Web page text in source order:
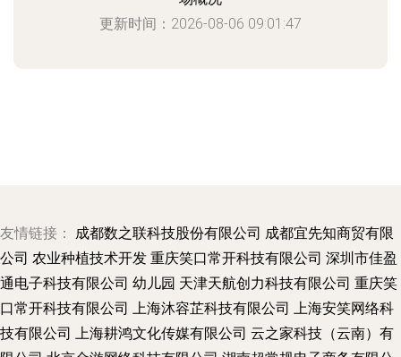
更新时间：2026-08-06 09:01:47
友情链接： 成都数之联科技股份有限公司 成都宜先知商贸有限
公司 农业种植技术开发 重庆笑口常开科技有限公司 深圳市佳盈
通电子科技有限公司 幼儿园 天津天航创力科技有限公司 重庆笑
口常开科技有限公司 上海沐容芷科技有限公司 上海安笑网络科
技有限公司 上海耕鸿文化传媒有限公司 云之家科技（云南）有